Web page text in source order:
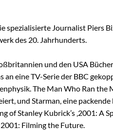
spezialisierte Journalist Piers
des 20. Jahrhunderts.
und den USA
an eine TV-Serie der BBC
The Man Who Ran
und Starman, eine
of Stanley Kubrick’s ‚2001: A
Filming the Future.